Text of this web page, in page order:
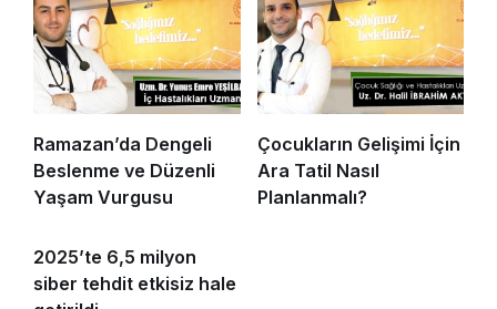
Ramazan’da Dengeli
Beslenme ve Düzenli
Yaşam Vurgusu
Çocukların Gelişimi İçin
Ara Tatil Nasıl
Planlanmalı?
2025’te 6,5 milyon
siber tehdit etkisiz hale